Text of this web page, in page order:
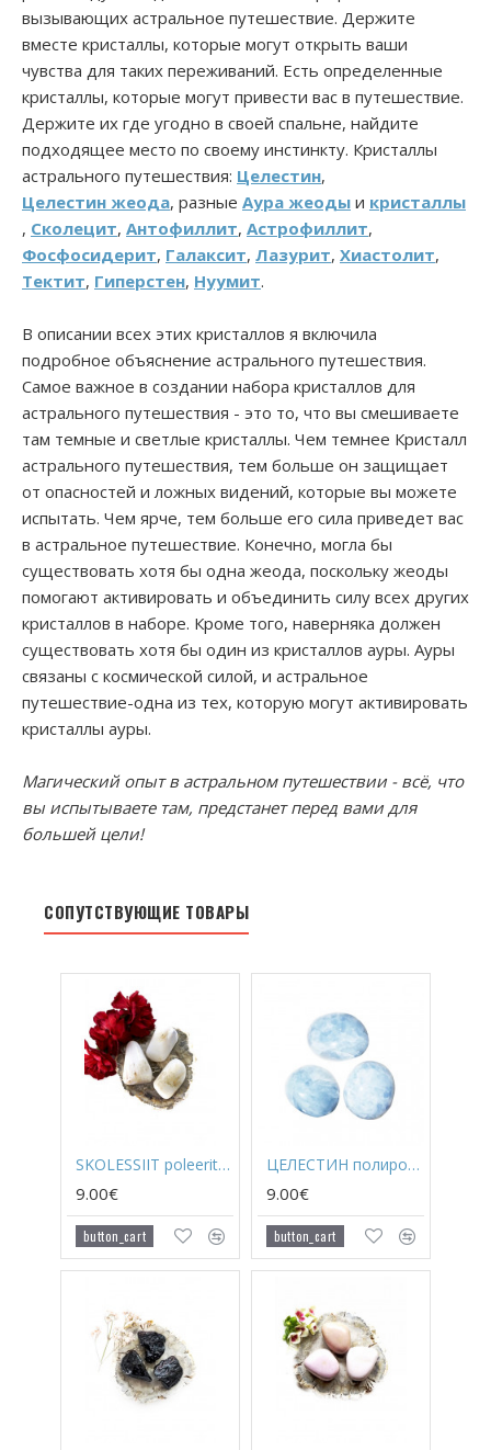
вызывающих астральное путешествие. Держите
вместе кристаллы, которые могут открыть ваши
чувства для таких переживаний. Есть определенные
кристаллы, которые могут привести вас в путешествие.
Держите их где угодно в своей спальне, найдите
подходящее место по своему инстинкту. Кристаллы
астрального путешествия: Целестин,
Целестин жеода, разные Аура жеоды и кристаллы
, Сколецит, Антофиллит, Астрофиллит,
Фосфосидерит, Галаксит, Лазурит, Хиастолит,
Тектит, Гиперстен, Нуумит.
В описании всех этих кристаллов я включила
подробное объяснение астрального путешествия.
Самое важное в создании набора кристаллов для
астрального путешествия - это то, что вы смешиваете
там темные и светлые кристаллы. Чем темнее Кристалл
астрального путешествия, тем больше он защищает
от опасностей и ложных видений, которые вы можете
испытать. Чем ярче, тем больше его сила приведет вас
в астральное путешествие. Конечно, могла бы
существовать хотя бы одна жеода, поскольку жеоды
помогают активировать и объединить силу всех других
кристаллов в наборе. Кроме того, наверняка должен
существовать хотя бы один из кристаллов ауры. Ауры
связаны с космической силой, и астральное
путешествие-одна из тех, которую могут активировать
кристаллы ауры.
Магический опыт в астральном путешествии - всё, что
вы испытываете там, предстанет перед вами для
большей цели!
СОПУТСТВУЮЩИЕ ТОВАРЫ
SKOLESSIIT poleeritud
9.00€
button_cart
ЦЕЛЕСТИН полированный
9.00€
button_cart